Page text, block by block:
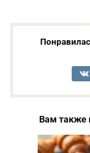
Вам также